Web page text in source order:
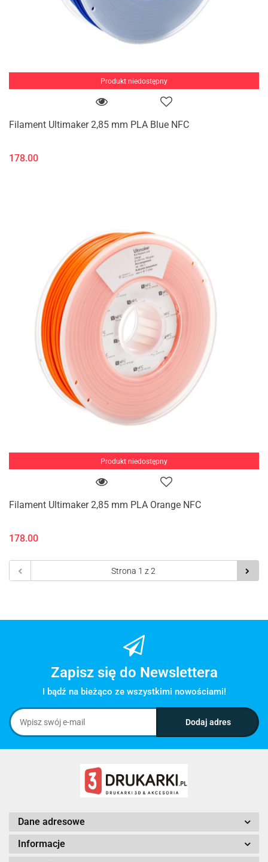
Produkt niedostępny
Filament Ultimaker 2,85 mm PLA Blue NFC
178.00
Produkt niedostępny
Filament Ultimaker 2,85 mm PLA Orange NFC
178.00
Zapisz się do Newslettera
I bądź na bieżąco ze wszystkimi nowościami!
Dane adresowe
Informacje